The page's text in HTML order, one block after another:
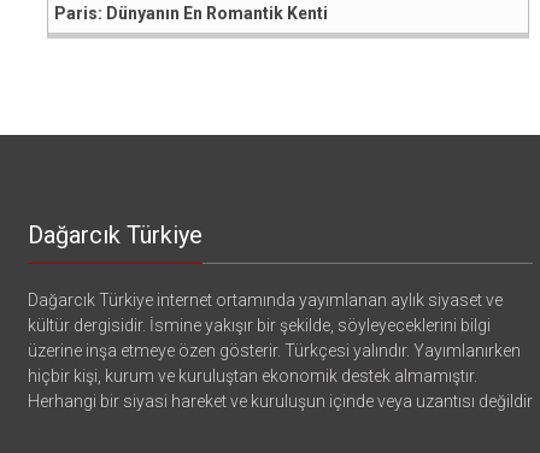
Paris: Dünyanın En Romantik Kenti
Dağarcık Türkiye
Dağarcık Türkiye internet ortamında yayımlanan aylık siyaset ve
kültür dergisidir. İsmine yakışır bir şekilde, söyleyeceklerini bilgi
üzerine inşa etmeye özen gösterir. Türkçesi yalındır. Yayımlanırken
hiçbir kişi, kurum ve kuruluştan ekonomik destek almamıştır.
Herhangi bir siyasi hareket ve kuruluşun içinde veya uzantısı değildir